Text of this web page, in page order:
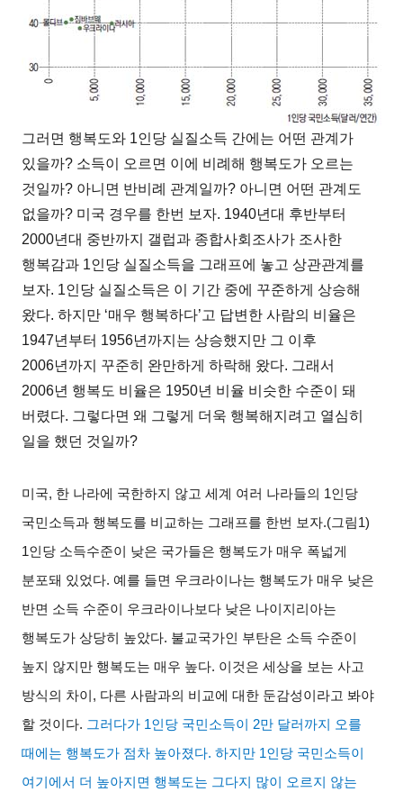
그러면 행복도와 1인당 실질소득 간에는 어떤 관계가
있을까? 소득이 오르면 이에 비례해 행복도가 오르는
것일까? 아니면 반비례 관계일까? 아니면 어떤 관계도
없을까? 미국 경우를 한번 보자. 1940년대 후반부터
2000년대 중반까지 갤럽과 종합사회조사가 조사한
행복감과 1인당 실질소득을 그래프에 놓고 상관관계를
보자. 1인당 실질소득은 이 기간 중에 꾸준하게 상승해
왔다.하지만 ‘매우 행복하다’고 답변한 사람의 비율은
1947년부터 1956년까지는 상승했지만 그 이후
2006년까지 꾸준히 완만하게 하락해 왔다. 그래서
2006년 행복도 비율은 1950년 비율 비슷한 수준이 돼
버렸다. 그렇다면 왜 그렇게 더욱 행복해지려고 열심히
일을 했던 것일까?
미국, 한 나라에 국한하지 않고 세계 여러 나라들의 1인당
국민소득과 행복도를 비교하는 그래프를 한번 보자.(그림1)
1인당 소득수준이 낮은 국가들은 행복도가 매우 폭넓게
분포돼 있었다.예를 들면 우크라이나는 행복도가 매우 낮은
반면 소득 수준이 우크라이나보다 낮은 나이지리아는
행복도가 상당히 높았다. 불교국가인 부탄은 소득 수준이
높지 않지만 행복도는 매우 높다. 이것은 세상을 보는 사고
방식의 차이, 다른 사람과의 비교에 대한 둔감성이라고 봐야
할 것이다. 그러다가 1인당 국민소득이 2만 달러까지 오를
때에는 행복도가 점차 높아졌다.하지만 1인당 국민소득이
여기에서 더 높아지면 행복도는 그다지 많이 오르지 않는